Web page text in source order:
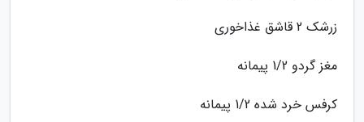
زرشک 2 قاشق غذاخوری
مغز گردو 1/2 پیمانه
کرفس خرد شده 1/2 پیمانه